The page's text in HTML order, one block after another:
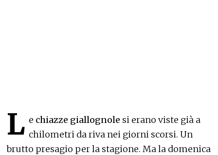
L e chiazze giallognole si erano viste già a
chilometri da riva nei giorni scorsi. Un
brutto presagio per la stagione. Ma la domenica